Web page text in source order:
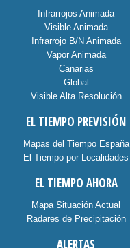
Infrarrojos Animada
Visible Animada
Infrarrojo B/N Animada
Vapor Animada
Canarias
Global
Visible Alta Resolución
EL TIEMPO PREVISIÓN
Mapas del Tiempo España
El Tiempo por Localidades
EL TIEMPO AHORA
Mapa Situación Actual
Radares de Precipitación
ALERTAS